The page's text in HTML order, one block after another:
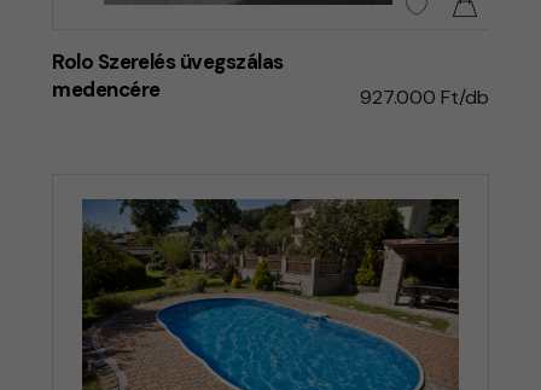
Rolo Szerelés üvegszálas
medencére
927.000 Ft/db